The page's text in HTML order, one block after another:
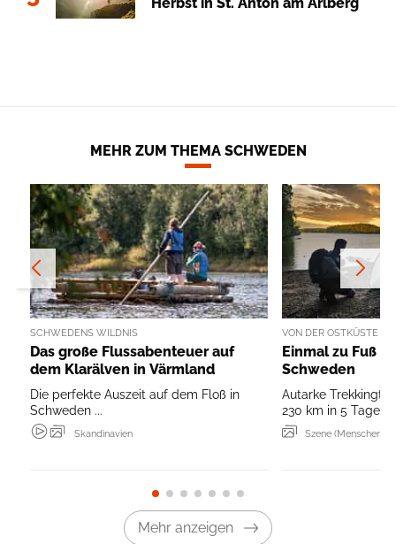
MEHR ZUM THEMA SCHWEDEN
SCHWEDENS WILDNIS
Das große Flussabenteuer auf
dem Klarälven in Värmland
Die perfekte Auszeit auf dem Floß in
Schweden ...
Skandinavien
VON DER OSTKÜSTE
Einmal zu Fuß
Schweden
Autarke
230 km in 5 Tagen.
Szene (Menschen &
Mehr anzeigen